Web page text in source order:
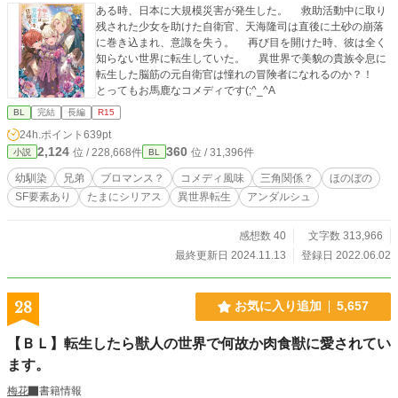
ある時、日本に大規模災害が発生した。 救助活動中に取り
残された少女を助けた自衛官、天海隆司は直後に土砂の崩落
に巻き込まれ、意識を失う。 再び目を開けた時、彼は全く
知らない世界に転生していた。 異世界で美貌の貴族令息に
転生した脳筋の元自衛官は憧れの冒険者になれるのか？！
とってもお馬鹿なコメディです(;^_^A
BL 完結 長編 R15
24h.ポイント 639pt
小説 2,124 位 / 228,668件 BL 360 位 / 31,396件
幼馴染 兄弟 ブロマンス？ コメディ風味 三角関係？
ほのぼの
SF要素あり
たまにシリアス 異世界転生 アンダルシュ
感想数 40
文字数 313,966
最終更新日 2024.11.13
登録日 2022.06.02
28 お気に入り追加 5,657
【ＢＬ】転生したら獣人の世界で何故か肉食獣に愛されてい
ます。
梅花
書籍情報